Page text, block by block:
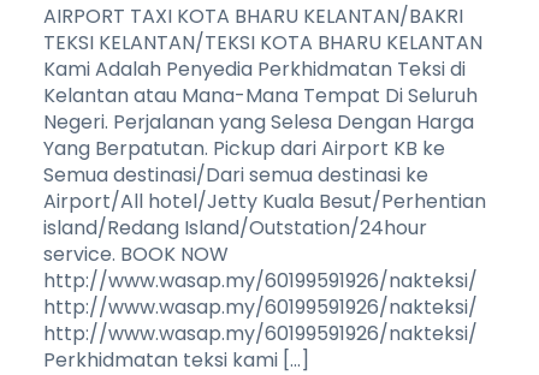
AIRPORT TAXI KOTA BHARU KELANTAN/BAKRI
TEKSI KELANTAN/TEKSI KOTA BHARU KELANTAN
Kami Adalah Penyedia Perkhidmatan Teksi di
Kelantan atau Mana-Mana Tempat Di Seluruh
Negeri. Perjalanan yang Selesa Dengan Harga
Yang Berpatutan. Pickup dari Airport KB ke
Semua destinasi/Dari semua destinasi ke
Airport/All hotel/Jetty Kuala Besut/Perhentian
island/Redang Island/Outstation/24hour
service. BOOK NOW
http://www.wasap.my/60199591926/nakteksi/
http://www.wasap.my/60199591926/nakteksi/
http://www.wasap.my/60199591926/nakteksi/
Perkhidmatan teksi kami […]